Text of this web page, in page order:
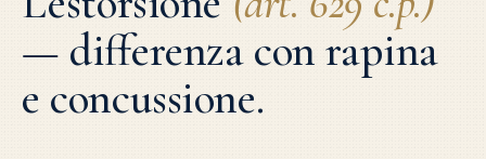
— differenza con rapina
e concussione.